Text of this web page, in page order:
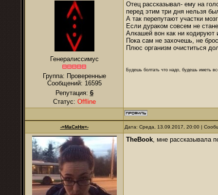
Генералиссимус
Группа: Проверенные
Сообщений: 16595
Репутация: 6
Статус: Offline
Отец рассказывал- ему на
перед этим три дня нельзя
А так перепутают участки
Если дураком совсем не
Алкашей вон как ни кодируют
Пока сам не захочешь, не
Плюс организм очиститься
Будешь болтать что надо, будешь иметь
-=МаСяНя=- Дата: Среда, 13.09.2017, 20:00 |
TheBook, мне рассказывала